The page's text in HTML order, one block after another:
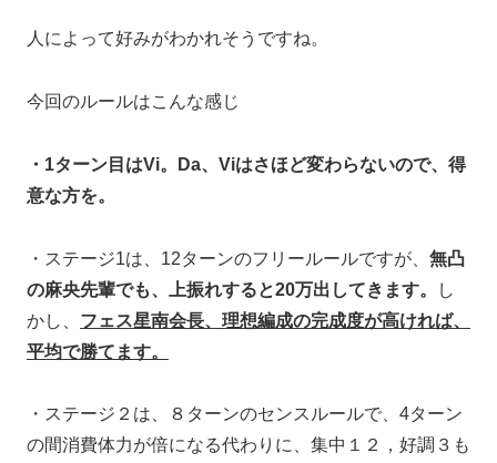
人によって好みがわかれそうですね。
今回のルールはこんな感じ
・1ターン目はVi。Da、Viはさほど変わらないので、得
意な方を。
・ステージ1は、12ターンのフリールールですが、 無凸
の麻央先輩でも、上振れすると20万出してきます。
し
かし、 フェス星南会長、理想編成の完成度が高ければ、
平均で勝てます。
・ステージ２は、８ターンのセンスルールで、4ターン
の間消費体力が倍になる代わりに、集中１２，好調３も